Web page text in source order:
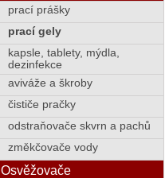
prací prášky
prací gely
kapsle, tablety, mýdla,
dezinfekce
aviváže a škroby
čističe pračky
odstraňovače skvrn a pachů
změkčovače vody
Osvěžovače